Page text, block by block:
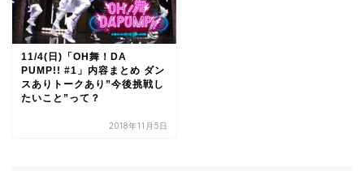
11/4(日)「OH舞！DA
PUMP!! #1」内容まとめ ダン
スありトークあり”今後挑戦し
たいこと”って？
2018年11月5日